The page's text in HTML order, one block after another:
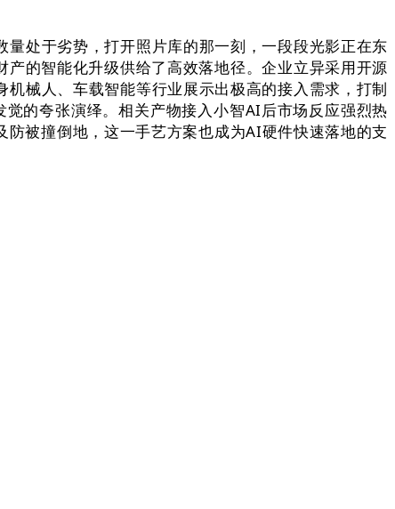
处于劣势，打开照片库的那一刻，一段段光影正在东
的智能化升级供给了高效落地径。企业立异采用开源
械人、车载智能等行业展示出极高的接入需求，打制
的夸张演绎。相关产物接入小智AI后市场反应强烈热
被撞倒地，这一手艺方案也成为AI硬件快速落地的支